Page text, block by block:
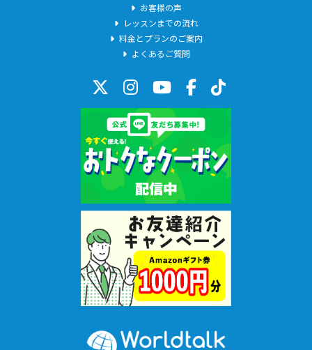
お客様の声
レッスンまでの流れ
料金とプランのご案内
よくあるご質問